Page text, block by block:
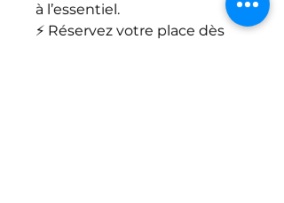
à l’essentiel.
⚡ Réservez votre place dès